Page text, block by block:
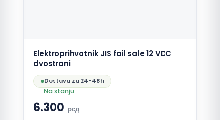
Elektroprihvatnik JIS fail safe 12 VDC
dvostrani
Dostava za 24-48h
Na stanju
6.300 рсд